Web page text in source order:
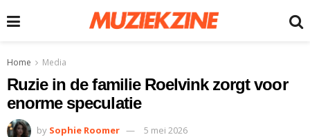
Home Media
Ruzie in de familie Roelvink zorgt voor
enorme speculatie
by Sophie Roomer 5 mei 2026